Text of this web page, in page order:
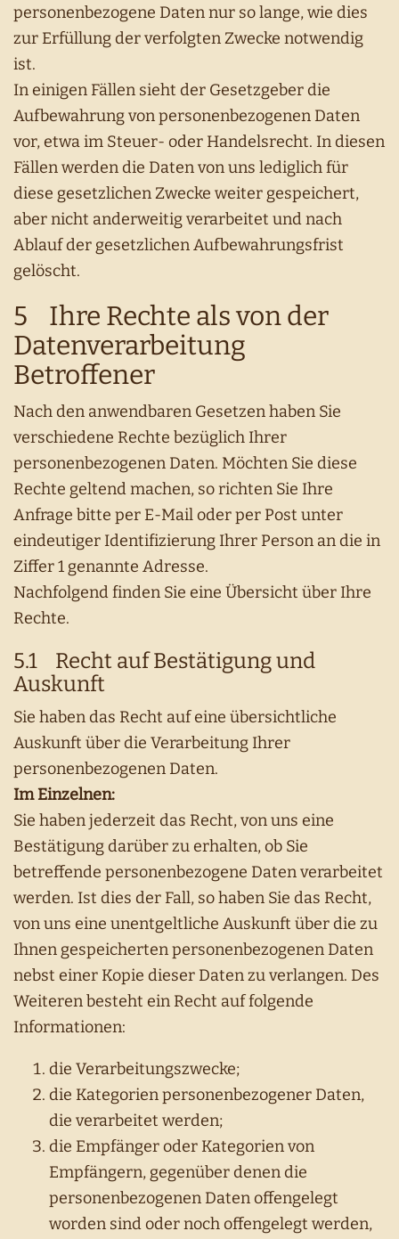
personenbezogene Daten nur so lange, wie dies
zur Erfüllung der verfolgten Zwecke notwendig
ist.
In einigen Fällen sieht der Gesetzgeber die
Aufbewahrung von personenbezogenen Daten
vor, etwa im Steuer- oder Handelsrecht. In diesen
Fällen werden die Daten von uns lediglich für
diese gesetzlichen Zwecke weiter gespeichert,
aber nicht anderweitig verarbeitet und nach
Ablauf der gesetzlichen Aufbewahrungsfrist
gelöscht.
5 Ihre Rechte als von der
Datenverarbeitung
Betroffener
Nach den anwendbaren Gesetzen haben Sie
verschiedene Rechte bezüglich Ihrer
personenbezogenen Daten. Möchten Sie diese
Rechte geltend machen, so richten Sie Ihre
Anfrage bitte per E-Mail oder per Post unter
eindeutiger Identifizierung Ihrer Person an die in
Ziffer 1 genannte Adresse.
Nachfolgend finden Sie eine Übersicht über Ihre
Rechte.
5.1 Recht auf Bestätigung und
Auskunft
Sie haben das Recht auf eine übersichtliche
Auskunft über die Verarbeitung Ihrer
personenbezogenen Daten.
Im Einzelnen:
Sie haben jederzeit das Recht, von uns eine
Bestätigung darüber zu erhalten, ob Sie
betreffende personenbezogene Daten verarbeitet
werden. Ist dies der Fall, so haben Sie das Recht,
von uns eine unentgeltliche Auskunft über die zu
Ihnen gespeicherten personenbezogenen Daten
nebst einer Kopie dieser Daten zu verlangen. Des
Weiteren besteht ein Recht auf folgende
Informationen:
die Verarbeitungszwecke;
die Kategorien personenbezogener Daten,
die verarbeitet werden;
die Empfänger oder Kategorien von
Empfängern, gegenüber denen die
personenbezogenen Daten offengelegt
worden sind oder noch offengelegt werden,